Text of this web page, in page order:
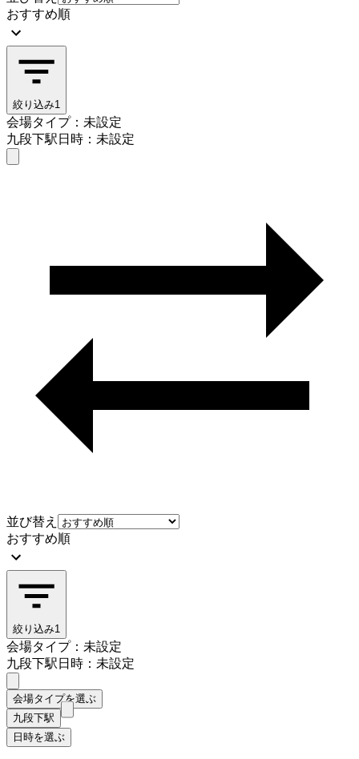
おすすめ順
絞り込み1
会場タイプ：未設定
九段下駅日時：未設定
並び替え
おすすめ順
絞り込み1
会場タイプ：未設定
九段下駅日時：未設定
会場タイプを選ぶ
九段下駅
日時を選ぶ